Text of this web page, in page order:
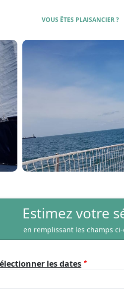
User account menu
VOUS ÊTES PLAISANCIER ?
Estimez votre
en remplissant les champs ci-
les dates